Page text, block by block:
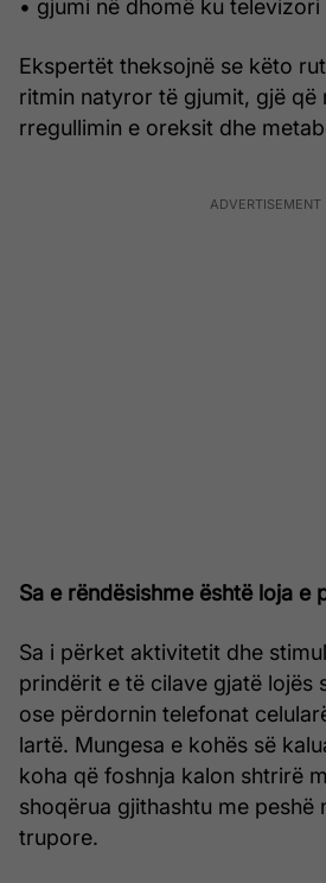
• gjumi në dhomë ku
Ekspertët theksojnë se këto
ritmin natyror të gjumit, gjë që
rregullimin e oreksit dhe
Sa e rëndësishme është loja e
Sa i përket aktivitetit dhe
prindërit e të cilave gjatë lojës
ose përdornin telefonat
lartë. Mungesa e kohës së
koha që foshnja kalon shtrirë
shoqërua gjithashtu me peshë
trupore.